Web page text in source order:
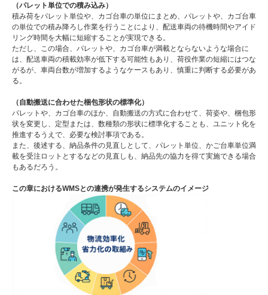
（パレット単位での積み込み）
積み荷をパレット単位や、カゴ台車の単位にまとめ、パレットや、カゴ台車
の単位での積み降ろし作業を行うことにより、配送車両の待機時間やアイド
リング時間を大幅に短縮することが実現できる。
ただし、この場合、パレットや、カゴ台車が満載とならないような場合に
は、配送車両の積載効率が低下する可能性もあり、荷役作業の短縮にはつな
がるが、車両台数が増加するようなケースもあり、慎重に判断する必要があ
る。
（自動搬送に合わせた梱包形状の標準化）
パレットや、カゴ台車のほか、自動搬送の方式に合わせて、荷姿や、梱包形
状を変更し、定型または、数種類の形状に標準化することも、ユニット化を
推進するうえで、必要な検討事項である。
また、後述する、納品条件の見直しとして、パレット単位、かご台車単位満
載を受注ロットとするなどの見直しも、納品先の協力を得て実施できる場合
もあるだろう。
この章におけるWMSとの連携が発生するシステムのイメージ